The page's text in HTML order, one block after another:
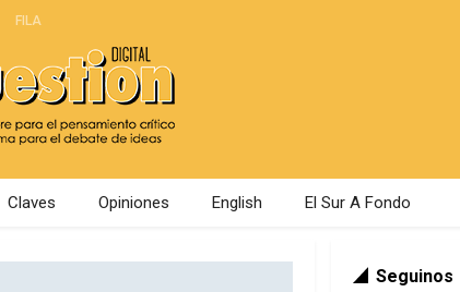
FILA
Claves Opiniones English El Sur A Fondo
Seguinos